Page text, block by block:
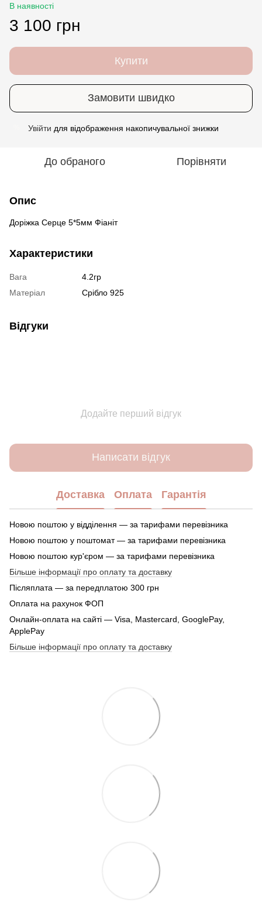
В наявності
3 100 грн
Купити
Замовити швидко
Увійти для відображення накопичувальної знижки
До обраного Порівняти
Опис
Доріжка Серце 5*5мм Фіаніт
Характеристики
Вага
4.2гр
Матеріал
Срібло 925
Відгуки
Додайте перший відгук
Написати відгук
Доставка Оплата Гарантія
Новою поштою у відділення — за тарифами перевізника
Новою поштою у поштомат — за тарифами перевізника
Новою поштою кур'єром — за тарифами перевізника
Більше інформації про оплату та доставку
Післяплата — за передплатою 300 грн
Оплата на рахунок ФОП
Онлайн-оплата на сайті — Visa, Mastercard, GooglePay,
ApplePay
Більше інформації про оплату та доставку